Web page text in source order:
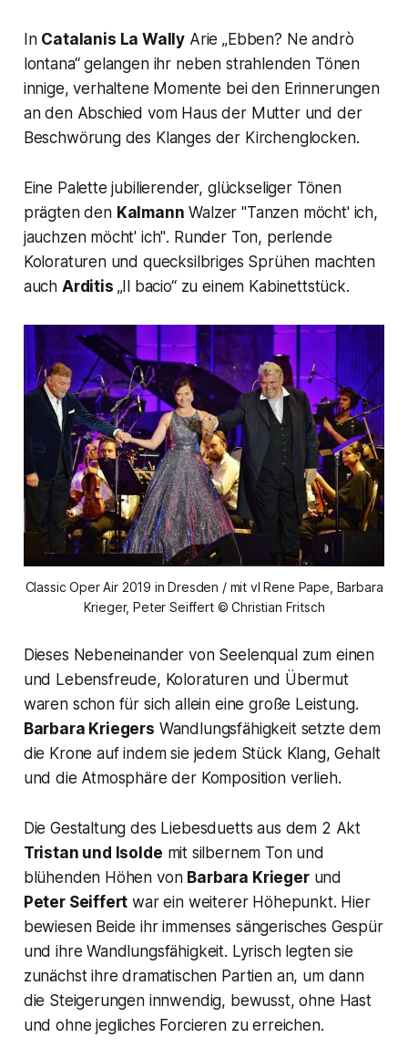
In Catalanis La Wally Arie„Ebben? Ne andrò
lontana“gelangen ihr neben strahlenden Tönen
innige, verhaltene Momente bei den Erinnerungen
an den Abschied vom Haus der Mutter und der
Beschwörung des Klanges der Kirchenglocken.
Eine Palette jubilierender, glückseliger Tönen
prägten den Kalmann Walzer "Tanzen möcht' ich,
jauchzen möcht' ich". Runder Ton, perlende
Koloraturen und quecksilbriges Sprühen machten
auch Arditis „Il bacio“ zu einem Kabinettstück.
Classic Oper Air 2019 in Dresden / mit vl Rene Pape, Barbara
Krieger, Peter Seiffert © Christian Fritsch
Dieses Nebeneinander von Seelenqual zum einen
und Lebensfreude, Koloraturen und Übermut
waren schon für sich allein eine große Leistung.
Barbara Kriegers Wandlungsfähigkeit setzte dem
die Krone auf indem sie jedem Stück Klang, Gehalt
und die Atmosphäre der Komposition verlieh.
Die Gestaltung des Liebesduetts aus dem 2 Akt
Tristan und Isolde mit silbernem Ton und
blühenden Höhen von Barbara Kriegerund
Peter Seiffert war ein weiterer Höhepunkt. Hier
bewiesen Beide ihr immenses sängerisches Gespür
und ihre Wandlungsfähigkeit. Lyrisch legten sie
zunächst ihre dramatischen Partien an, um dann
die Steigerungen innwendig, bewusst, ohne Hast
und ohne jegliches Forcieren zu erreichen.